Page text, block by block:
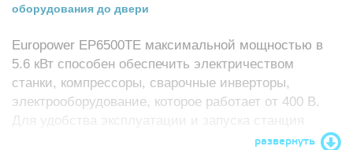
оборудования до двери
Europower EP6500TE максимальной мощностью в
5.6 кВт способен обеспечить электричеством
станки, компрессоры, сварочные инверторы,
электрооборудование, которое работает от 400 В.
Для удобства эксплуатации и запуска станция
развернуть